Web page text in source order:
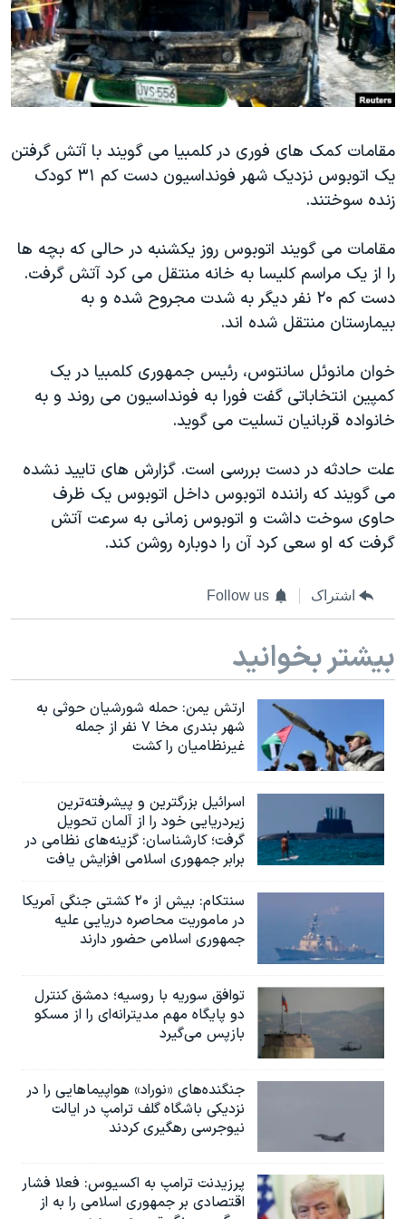
فرهنگ و زندگی
حقوق شهروندی
اقتصادی
اسرائیل در جنگ
گالری عکس
آرشیو پخش زنده
مستندها
انتخابات ریاست جمهوری آمریکا ۲۰۲۴
حمله جمهوری اسلامی به اسرائیل
ورزش زنان در ایران
اعتراضات زن، زندگی، آزادی
مجموعه مستندهای دادخواهی
تریبونال مردمی آبان ۹۸
دادگاه حمید نوری
چهل سال گروگان‌گیری
اعتراضات مردمی آبان ۹۸
اسرائیل در جنگ
همایش محافظه‌کاران آمریکا «سی‌پک»
صفحه‌های ویژه
سفر پرزیدنت ترامپ به چین
دنبال کنید
زبانهای مختلف
مقامات کمک های فوری در کلمبیا می گویند با آتش گرفتن
یک اتوبوس نزدیک شهر فونداسیون دست کم ۳۱ کودک
زنده سوختند.
مقامات می گویند اتوبوس روز یکشنبه در حالی که بچه ها
را از یک مراسم کلیسا به خانه منتقل می کرد آتش گرفت.
دست کم ۲۰ نفر دیگر به شدت مجروح شده و به
بیمارستان منتقل شده اند.
خوان مانوئل سانتوس، رئیس جمهوری کلمبیا در یک
کمپین انتخاباتی گفت فورا به فونداسیون می روند و به
خانواده قربانیان تسلیت می گوید.
علت حادثه در دست بررسی است. گزارش های تایید نشده
می گویند که راننده اتوبوس داخل اتوبوس یک ظرف
حاوی سوخت داشت و اتوبوس زمانی به سرعت آتش
گرفت که او سعی کرد آن را دوباره روشن کند.
اشتراک Follow us
بیشتر بخوانید
ارتش یمن: حمله شورشیان حوثی به
شهر بندری مخا ۷ نفر از جمله
غیرنظامیان را کشت
اسرائيل بزرگترین و پیشرفته‌ترین
زیردریایی خود را از آلمان تحویل
گرفت؛ کارشناسان: گزینه‌های نظامی در
برابر جمهوری اسلامی افزایش یافت
سنتکام: بیش از ۲۰ کشتی جنگی آمریکا
در ماموریت محاصره دریایی علیه
جمهوری اسلامی حضور دارند
توافق سوریه با روسیه؛ دمشق کنترل
دو پایگاه مهم مدیترانه‌ای را از مسکو
بازپس می‌گیرد
جنگنده‌های «نوراد» هواپیماهایی را در
نزدیکی باشگاه گلف ترامپ در ایالت
نیوجرسی رهگیری کردند
پرزیدنت ترامپ به اکسیوس: فعلا فشار
اقتصادی بر جمهوری اسلامی را به از